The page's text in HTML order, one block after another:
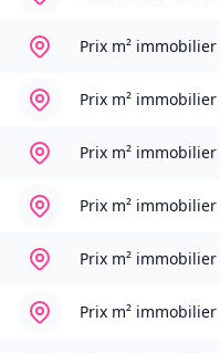
Prix m² immobilier
Prix m² immobilier
Prix m² immobilier
Prix m² immobilier
Prix m² immobilier
Prix m² immobilier